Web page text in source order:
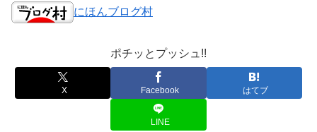
にほんブログ村
ポチッとプッシュ!!
X Facebook はてブ
LINE